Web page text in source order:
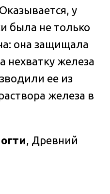
у
была не только
она защищала
нехватку железа
ее из
железа в
, Древний